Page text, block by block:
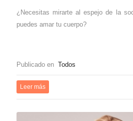
¿Necesitas mirarte al espejo de la
puedes amar tu cuerpo?
Publicado en Todos
Leer más